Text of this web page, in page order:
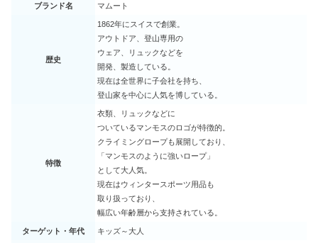
可愛い・上品ワンピースが安い
TCB二重術と1dayクイックアイの違い
は？とれる口コミはある？
ラッシュアディクトの偽物・正規品の
見分け方｜本物はどこで買える？
アイマッサージャーは目に悪い？効果
ない？デメリット＆口コミ
ブランド名 マムート
歴史
1862年にスイスで創業。
アウトドア、登山専用の
ウェア、リュックなどを
開発、製造している。
現在は全世界に子会社を持ち、
登山家を中心に人気を博している。
特徴
衣類、リュックなどに
ついているマンモスのロゴが特徴的。
クライミングロープも展開しており、
「マンモスのように強いロープ」
として大人気。
現在はウィンタースポーツ用品も
取り扱っており、
幅広い年齢層から支持されている。
ターゲット・年代 キッズ～大人